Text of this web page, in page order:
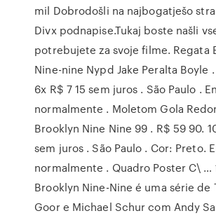
mil Dobrodošli na najbogatješo
Divx podnapise.Tukaj boste našli
potrebujete za svoje filme. Regata
Nine-nine Nypd Jake Peralta Boyle
6x R$ 7 15 sem juros . São Paulo .
normalmente . Moletom Gola
Brooklyn Nine Nine 99 . R$ 59 90.
sem juros . São Paulo . Cor: Preto.
normalmente . Quadro Poster C\ …
Brooklyn Nine-Nine é uma série de
Goor e Michael Schur com Andy